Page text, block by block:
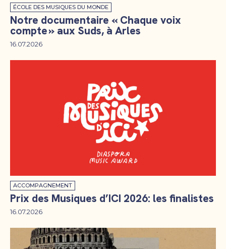
ÉCOLE DES MUSIQUES DU MONDE
Notre documentaire « Chaque voix
compte » aux Suds, à Arles
16.07.2026
ACCOMPAGNEMENT
Prix des Musiques d’ICI 2026: les finalistes
16.07.2026